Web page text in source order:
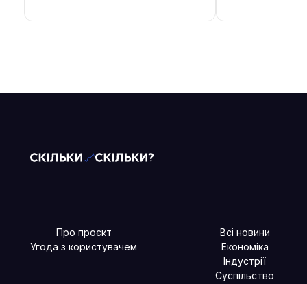
Про проєкт
Угода з користувачем
Всі новини
Економіка
Індустрії
Суспільство